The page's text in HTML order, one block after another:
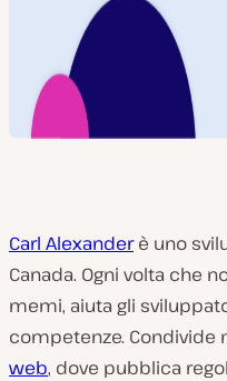
Carl Alexanderè uno
Canada. Ogni volta che
memi, aiuta gli
competenze.
web, dove pubblica